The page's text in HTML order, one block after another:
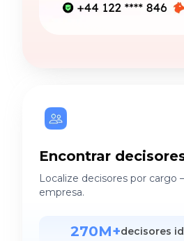
Encontrar
Localize decisores por
empresa.
270M+decisores